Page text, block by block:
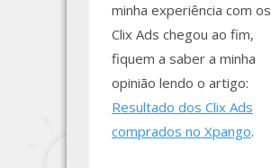
minha experiência com os
Clix Ads chegou ao fim,
fiquem a saber a minha
opinião lendo o artigo:
Resultado dos Clix Ads
comprados no Xpango.